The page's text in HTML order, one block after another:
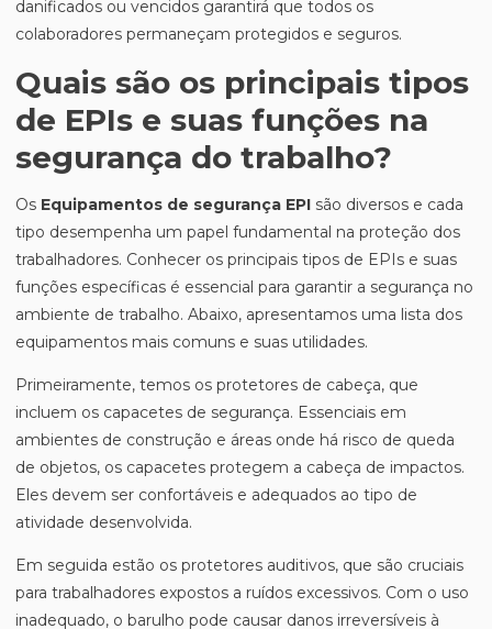
danificados ou vencidos garantirá que todos os
colaboradores permaneçam protegidos e seguros.
Quais são os principais tipos
de EPIs e suas funções na
segurança do trabalho?
Os Equipamentos de segurança EPI são diversos e cada
tipo desempenha um papel fundamental na proteção dos
trabalhadores. Conhecer os principais tipos de EPIs e suas
funções específicas é essencial para garantir a segurança no
ambiente de trabalho. Abaixo, apresentamos uma lista dos
equipamentos mais comuns e suas utilidades.
Primeiramente, temos os protetores de cabeça, que
incluem os capacetes de segurança. Essenciais em
ambientes de construção e áreas onde há risco de queda
de objetos, os capacetes protegem a cabeça de impactos.
Eles devem ser confortáveis e adequados ao tipo de
atividade desenvolvida.
Em seguida estão os protetores auditivos, que são cruciais
para trabalhadores expostos a ruídos excessivos. Com o uso
inadequado, o barulho pode causar danos irreversíveis à